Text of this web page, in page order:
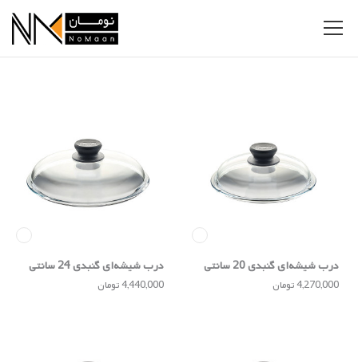
درب شیشه‌ای گنبدی 20 سانتی
4,270,000 تومان
درب شیشه‌ای گنبدی 24 سانتی
4,440,000 تومان